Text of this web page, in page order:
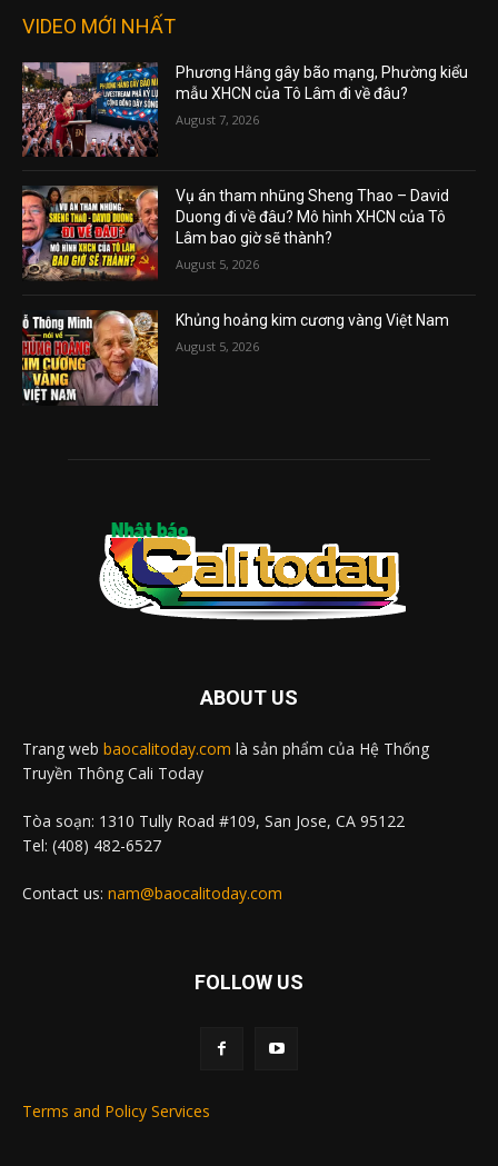
VIDEO MỚI NHẤT
Phương Hằng gây bão mạng, Phường kiểu
mẫu XHCN của Tô Lâm đi về đâu?
August 7, 2026
Vụ án tham nhũng Sheng Thao – David
Duong đi về đâu? Mô hình XHCN của Tô
Lâm bao giờ sẽ thành?
August 5, 2026
Khủng hoảng kim cương vàng Việt Nam
August 5, 2026
ABOUT US
Trang web baocalitoday.com là sản phẩm của Hệ Thống
Truyền Thông Cali Today
Tòa soạn: 1310 Tully Road #109, San Jose, CA 95122
Tel: (408) 482-6527
Contact us: nam@baocalitoday.com
FOLLOW US
Terms and Policy Services